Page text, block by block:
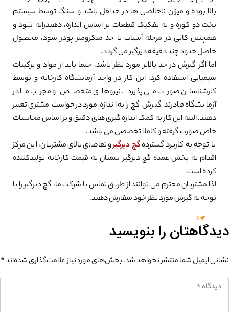
بالا بوده و میزان ناخالصی ها در حداقل باشد و سنگ توسط سیستم
پخت دو کوره و به تفکیک قطعات بر اساس اندازه، دهیدراته شود و
همچنین کانی در مرحله آسیاب تا حد میکرومتر پودر شود، محصول
حاصل حدود چند دقیقه دیرگیر می گردد.
اما اگر گیرش در حد بالاتر مورد نظر باشد، حتما باید از مواد و ترکیبات
شیمیایی استفاده کرد. این کار در واحد آزمایشگاه کارخانه و توسط
کارشناسان صورت می پذیرد. نیروهای متخصص و مجرب ما در
آزمایشگاه قادرند گیرش گچ را به اندازه مورد درخواست مشتری تغییر
دهند. البته این کار به کمک اندازه گیری های دقیق و بر اساس محاسبات
خاص صورت گرفته و کاملا تخصصی می باشد.
با توجه به کاربرد گستردهگچ دیرگیرو تقاضای بالای مشتریان، این مرکز
اقدام به پخش عمده گچ دیرگیر سمنان به قیمت کارخانه تولیدکننده
کرده است.
لذا مشتریان محترم می توانند از طریق تماس با شرکت ما، گچ دیرگیر را با
توجه به گیرش مورد نظر خود سفارش دهند.
604
دیدگاهتان را بنویسید
نشانی ایمیل شما منتشر نخواهد شد.بخش‌های موردنیاز علامت‌گذاری شده‌اند*